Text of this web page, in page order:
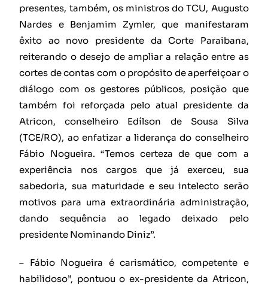
presentes, também, os ministros do TCU, Augusto
Nardes e Benjamim Zymler, que manifestaram
êxito ao novo presidente da Corte Paraibana,
reiterando o desejo de ampliar a relação entre as
cortes de contas com o propósito de aperfeiçoar o
diálogo com os gestores públicos, posição que
também foi reforçada pelo atual presidente da
Atricon, conselheiro Edílson de Sousa Silva
(TCE/RO), ao enfatizar a liderança do conselheiro
Fábio Nogueira. “Temos certeza de que com a
experiência nos cargos que já exerceu, sua
sabedoria, sua maturidade e seu intelecto serão
motivos para uma extraordinária administração,
dando sequência ao legado deixado pelo
presidente Nominando Diniz”.
– Fábio Nogueira é carismático, competente e
habilidoso”, pontuou o ex-presidente da Atricon,